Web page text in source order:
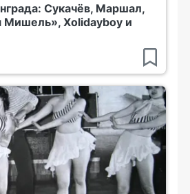
Сукачёв, Маршал,
Мишель», Xolidayboy и